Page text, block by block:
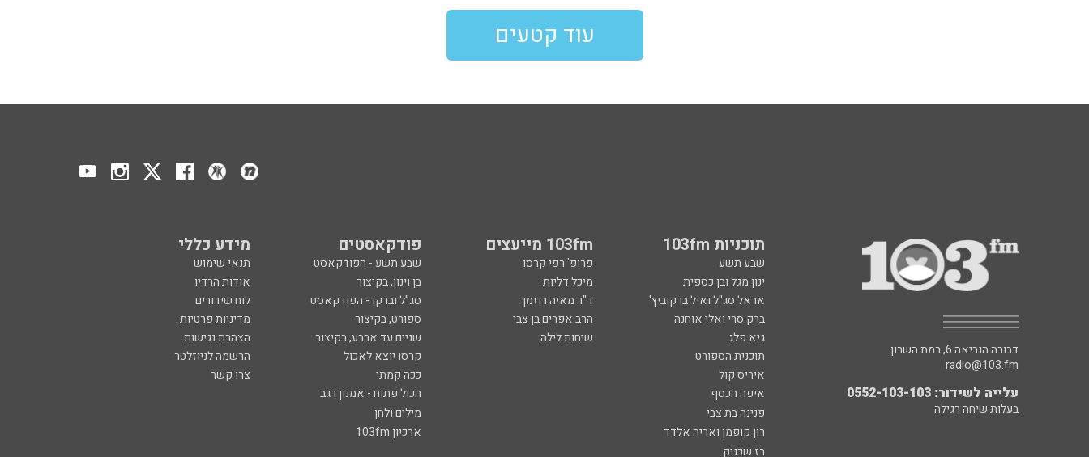
עוד קטעים
תוכניות 103fm 103fm מייעצים פודקאסטים מידע כללי
שבע תשע פרופ' רפי קרסו שבע תשע - הפודקאסט
תנאי שימוש
ינון מגל ובן כספית
מיכל דליות בן וינון, בקיצור
אודות הרדיו
אראל סג"ל ואיל ברקוביץ'
ד"ר מאיה רוזמן סג"ל וברקו - הפודקאסט
לוח שידורים
ברק סרי ואלי אוחנה
הרב אפרים בן צבי ספורט, בקיצור
מדיניות פרטיות
גיא פלג
שיחות לילה שניים עד ארבע, בקיצור
הצהרת נגישות
תוכנית הספורט
קרסו יוצא לאכול
הרשמה לניוזלטר
איריס קול
ככה קמתי
צרו קשר
איפה הכסף
הכול פתוח - אמנון רגב
פנינה בת צבי
מילים ולחן
רון קופמן ואריה אלדד
ארכיון 103fm
רז שכניק
דבורה הנביאה 6, רמת השרון
radio@103.fm
עלייה לשידור: 0552-103-103
בעלות שיחה רגילה